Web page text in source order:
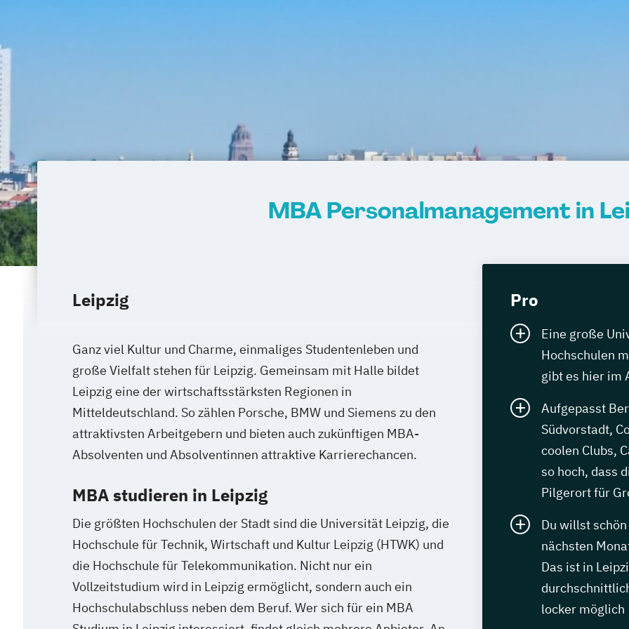
MBA Personalmanagement in
Leipzig
Ganz viel Kultur und Charme, einmaliges Studentenleben und
große Vielfalt stehen für Leipzig. Gemeinsam mit Halle bildet
Leipzig eine der wirtschaftsstärksten Regionen in
Mitteldeutschland. So zählen Porsche, BMW und Siemens zu den
attraktivsten Arbeitgebern und bieten auch zukünftigen MBA-
Absolventen und Absolventinnen attraktive Karrierechancen.
MBA studieren in Leipzig
Die größten Hochschulen der Stadt sind die Universität Leipzig, die
Hochschule für Technik, Wirtschaft und Kultur Leipzig (HTWK) und
die Hochschule für Telekommunikation. Nicht nur ein
Vollzeitstudium wird in Leipzig ermöglicht, sondern auch ein
Hochschulabschluss neben dem Beruf. Wer sich für ein MBA
Pro
Eine große
Hochschulen
gibt es hier im
Aufgepasst
Südvorstadt,
coolen Clubs,
so hoch, dass
Pilgerort für
Du willst
nächsten
Das ist in
locker möglich